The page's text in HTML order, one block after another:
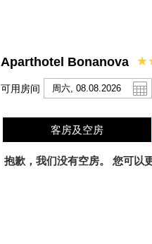
Español
美元
Aparthotel Bonanova
可用房间
客房及空房
抱歉，我们没有空房。 您可以